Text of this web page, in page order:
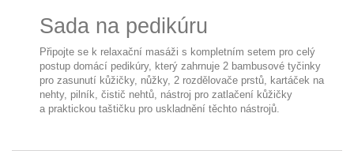
Sada na pedikúru
Připojte se k relaxační masáži s kompletním setem pro celý
postup domácí pedikúry, který zahrnuje 2 bambusové tyčinky
pro zasunutí kůžičky, nůžky, 2 rozdělovače prstů, kartáček na
nehty, pilník, čistič nehtů, nástroj pro zatlačení kůžičky
a praktickou taštičku pro uskladnění těchto nástrojů.